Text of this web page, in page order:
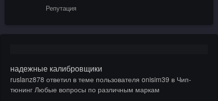
Репутация
надежные калибровщики
ruslanz878 ответил в теме пользователя onisim39 в Чип-
тюнинг Любые вопросы по различным маркам